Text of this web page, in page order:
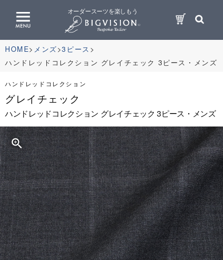
オーダースーツを楽しもう
HOME メンズ 3ピース
ハンドレッドコレクション グレイチェック 3ピース・メンズ
ハンドレッドコレクション
グレイチェック
ハンドレッドコレクション グレイチェック 3ピース・メンズ
zoom_in